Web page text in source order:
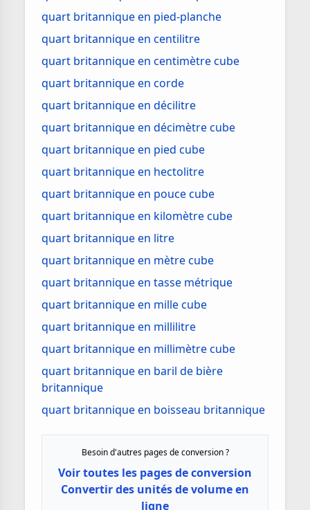
quart britannique en pied-planche
quart britannique en centilitre
quart britannique en centimètre cube
quart britannique en corde
quart britannique en décilitre
quart britannique en décimètre cube
quart britannique en pied cube
quart britannique en hectolitre
quart britannique en pouce cube
quart britannique en kilomètre cube
quart britannique en litre
quart britannique en mètre cube
quart britannique en tasse métrique
quart britannique en mille cube
quart britannique en millilitre
quart britannique en millimètre cube
quart britannique en baril de bière
britannique
quart britannique en boisseau britannique
Besoin d'autres pages de conversion ?
Voir toutes les pages de conversion
Convertir des unités de volume en
ligne